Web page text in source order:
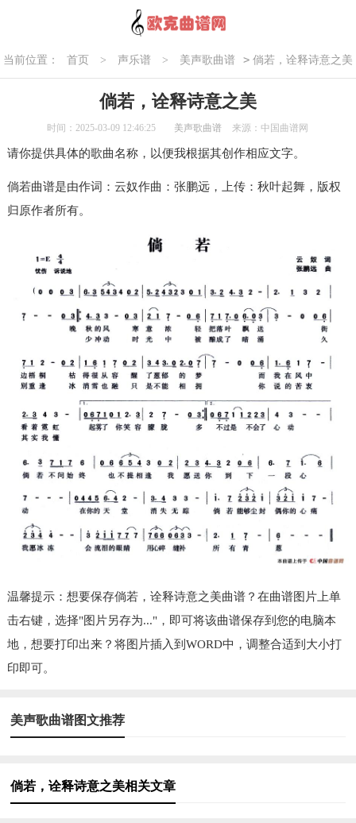
当前位置： 首页 > 声乐谱 > 美声歌曲谱 > 倘若，诠释诗意之美
倘若，诠释诗意之美
时间：2025-03-09 12:46:25 美声歌曲谱 来源：中国曲谱网
请你提供具体的歌曲名称，以便我根据其创作相应文字。
倘若曲谱是由作词：云奴作曲：张鹏远，上传：秋叶起舞，版权
归原作者所有。
温馨提示：想要保存倘若，诠释诗意之美曲谱？在曲谱图片上单
击右键，选择"图片另存为..."，即可将该曲谱保存到您的电脑本
地，想要打印出来？将图片插入到WORD中，调整合适到大小打
印即可。
美声歌曲谱图文推荐
倘若，诠释诗意之美相关文章